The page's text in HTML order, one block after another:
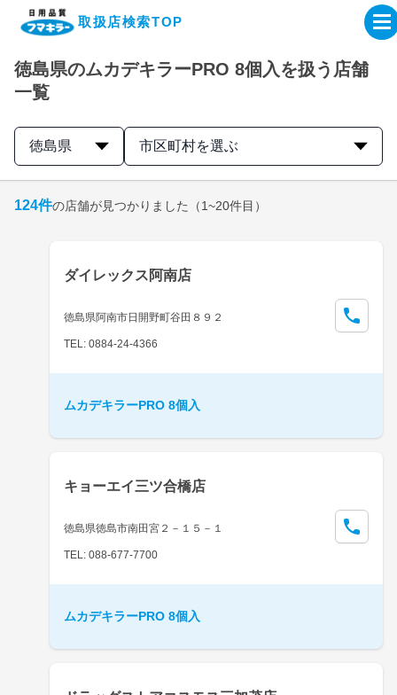
取扱店検索TOP
企業・IR情報サイト
製品情報サイト
取扱店検索はこちら
徳島県のムカデキラーPRO 8個入を扱う店舗
一覧
徳島県 市区町村を選ぶ
124件の店舗が見つかりました （1~20件目）
ダイレックス阿南店
徳島県阿南市日開野町谷田８９２
TEL: 0884-24-4366
ムカデキラーPRO 8個入
キョーエイ三ツ合橋店
徳島県徳島市南田宮２－１５－１
TEL: 088-677-7700
ムカデキラーPRO 8個入